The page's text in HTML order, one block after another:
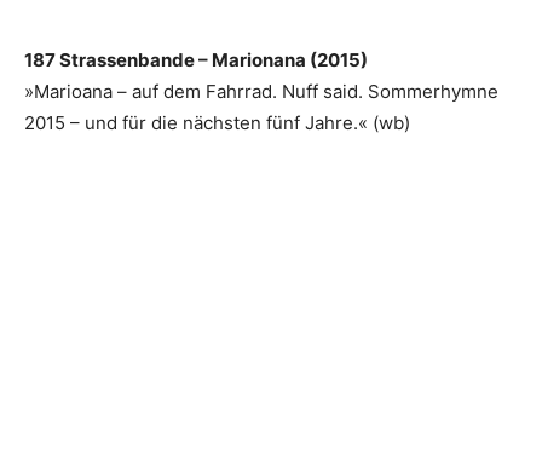
187 Strassenbande – Marionana (2015)
»Marioana – auf dem Fahrrad. Nuff said. Sommerhymne
2015 – und für die nächsten fünf Jahre.« (wb)